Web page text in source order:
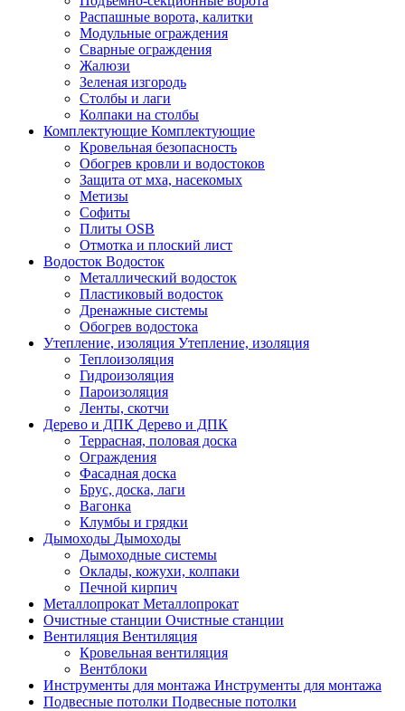
Распашные ворота, калитки
Модульные ограждения
Сварные ограждения
Жалюзи
Зеленая изгородь
Столбы и лаги
Колпаки на столбы
Комплектующие Комплектующие
Кровельная безопасность
Обогрев кровли и водостоков
Защита от мха, насекомых
Метизы
Софиты
Плиты OSB
Отмотка и плоский лист
Водосток Водосток
Металлический водосток
Пластиковый водосток
Дренажные системы
Обогрев водостока
Утепление, изоляция Утепление, изоляция
Теплоизоляция
Гидроизоляция
Пароизоляция
Ленты, скотчи
Дерево и ДПК Дерево и ДПК
Террасная, половая доска
Ограждения
Фасадная доска
Брус, доска, лаги
Вагонка
Клумбы и грядки
Дымоходы Дымоходы
Дымоходные системы
Оклады, кожухи, колпаки
Печной кирпич
Металлопрокат Металлопрокат
Очистные станции Очистные станции
Вентиляция Вентиляция
Кровельная вентиляция
Вентблоки
Инструменты для монтажа Инструменты для монтажа
Подвесные потолки Подвесные потолки